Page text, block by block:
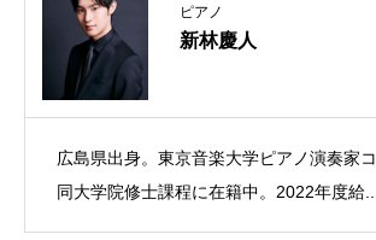
ピアノ
新林慶人
広島県出身。東京音楽大学ピアノ演奏家コ
同大学院修士課程に在籍中。2022年度給...